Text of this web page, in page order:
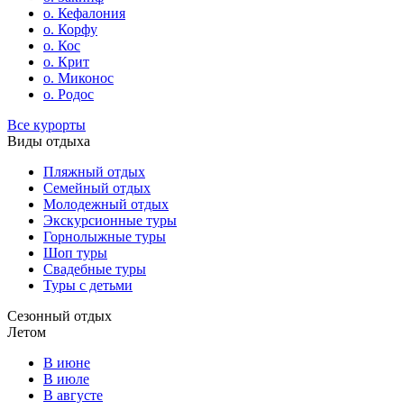
о. Кефалония
о. Корфу
о. Кос
о. Крит
о. Миконос
о. Родос
Все курорты
Виды отдыха
Пляжный отдых
Семейный отдых
Молодежный отдых
Экскурсионные туры
Горнолыжные туры
Шоп туры
Свадебные туры
Туры с детьми
Сезонный отдых
Летом
В июне
В июле
В августе